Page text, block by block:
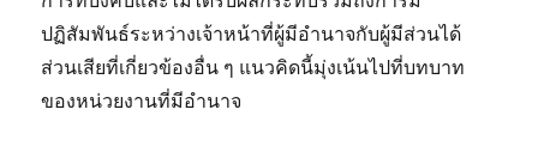
ปฏิสัมพันธ์ระหว่างเจ้าหน้าที่ผู้มีอำนาจกับผู้มีส่วนได้
ส่วนเสียที่เกี่ยวข้องอื่น ๆ แนวคิดนี้มุ่งเน้นไปที่บทบาท
ของหน่วยงานที่มีอำนาจ